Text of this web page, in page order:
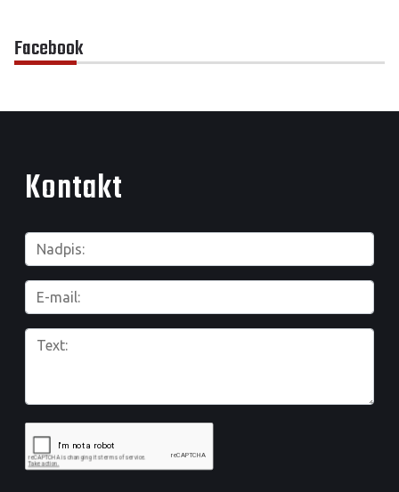
Facebook
Kontakt